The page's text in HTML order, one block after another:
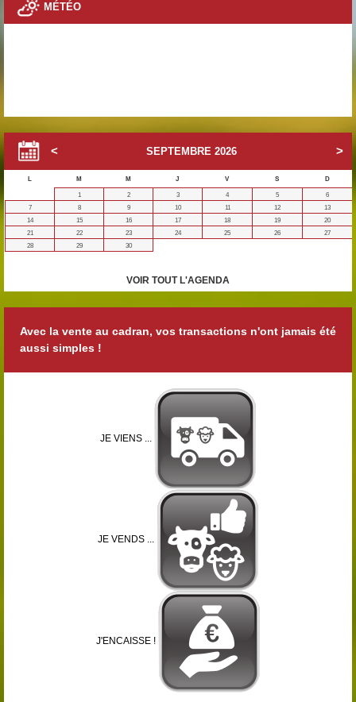
MÉTÉO
SEPTEMBRE 2026
L M M J V S
D
1
2 3 4 5
6
7
8 9 10 11 12
13
14
15 16 17 18 19
20
21
22 23 24 25 26
27
28
29 30
VOIR TOUT L'AGENDA
Avec la vente au cadran, vos transactions n'ont jamais été
aussi simples !
JE VIENS ...
JE VENDS ...
J'ENCAISSE !